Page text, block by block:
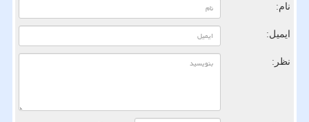
نام:
ایمیل:
نظر: